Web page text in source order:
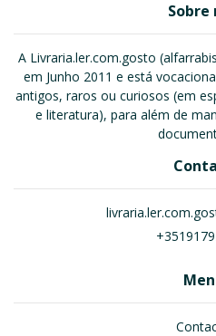
Sobre
A Livraria.ler.com.gosto
em Junho 2011 e está
antigos, raros ou curiosos (em
e literatura), para além de